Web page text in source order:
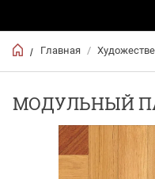
/ Главная /
МОДУЛЬНЫЙ